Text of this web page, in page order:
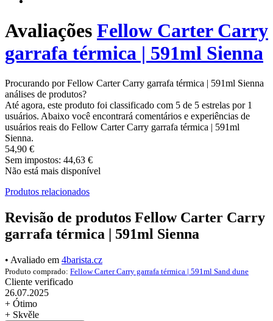
Avaliações Fellow Carter Carry
garrafa térmica | 591ml Sienna
Procurando por Fellow Carter Carry garrafa térmica | 591ml Sienna
análises de produtos?
Até agora, este produto foi classificado com 5 de 5 estrelas por 1
usuários. Abaixo você encontrará comentários e experiências de
usuários reais do Fellow Carter Carry garrafa térmica | 591ml
Sienna.
54,90 €
Sem impostos: 44,63 €
Não está mais disponível
Produtos relacionados
Revisão de produtos Fellow Carter Carry
garrafa térmica | 591ml Sienna
• Avaliado em 4barista.cz
Produto comprado: Fellow Carter Carry garrafa térmica | 591ml Sand dune
Cliente verificado
26.07.2025
+ Ótimo
+ Skvěle